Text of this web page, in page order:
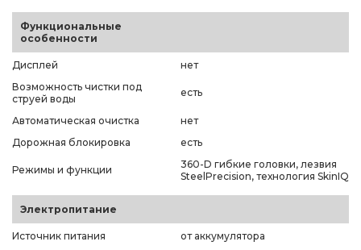
Функциональные
особенности
Дисплей
нет
Возможность чистки под
струей воды
есть
Автоматическая очистка
нет
Дорожная блокировка
есть
Режимы и функции
360-D гибкие головки, лезвия
SteelPrecision, технология SkinIQ
Электропитание
Источник питания
от аккумулятора